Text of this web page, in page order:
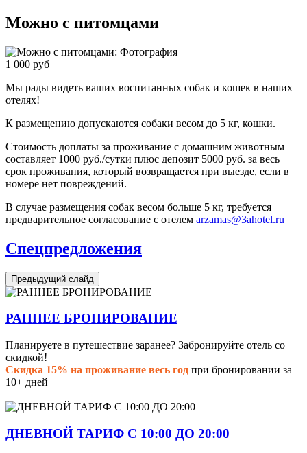
Можно с питомцами
1 000 руб
Мы рады видеть ваших воспитанных собак и кошек в наших
отелях!
К размещению допускаются собаки весом до 5 кг, кошки.
Стоимость доплаты за проживание с домашним животным
составляет 1000 руб./сутки плюс депозит 5000 руб. за весь
срок проживания, который возвращается при выезде, если в
номере нет повреждений.
В случае размещения собак весом больше 5 кг, требуется
предварительное согласование с отелем arzamas@3ahotel.ru
Спецпредложения
Предыдущий слайд
РАННЕЕ БРОНИРОВАНИЕ
Планируете в путешествие заранее? Забронируйте отель со
скидкой!
Скидка 15% на проживание весь год при бронировании за
10+ дней
ДНЕВНОЙ ТАРИФ С 10:00 ДО 20:00